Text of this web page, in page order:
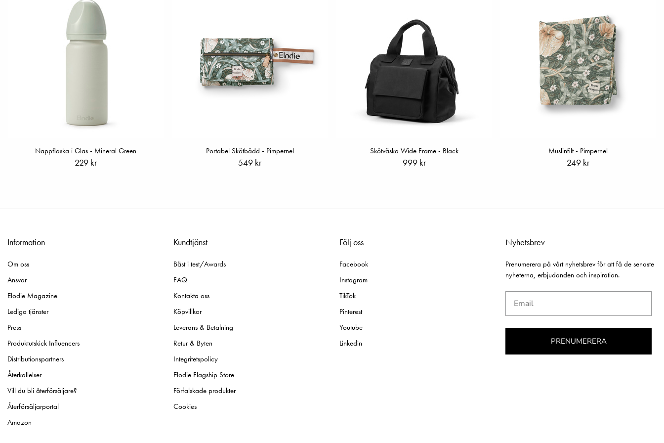
Nappflaska i Glas - Mineral Green
229 kr
Portabel Skötbädd - Pimpernel
549 kr
Skötväska Wide Frame - Black
999 kr
Muslinfilt - Pimpernel
249 kr
Information
Om oss
Ansvar
Elodie Magazine
Lediga tjänster
Press
Produktutskick Influencers
Distributionspartners
Återkallelser
Vill du bli återförsäljare?
Återförsäljarportal
Amazon
Kundtjänst
Bäst i test/Awards
FAQ
Kontakta oss
Köpvillkor
Leverans & Betalning
Retur & Byten
Integritetspolicy
Elodie Flagship Store
Förfalskade produkter
Cookies
Följ oss
Facebook
Instagram
TikTok
Pinterest
Youtube
Linkedin
Nyhetsbrev
Prenumerera på vårt nyhetsbrev för att få de senaste
nyheterna, erbjudanden och inspiration.
PRENUMERERA